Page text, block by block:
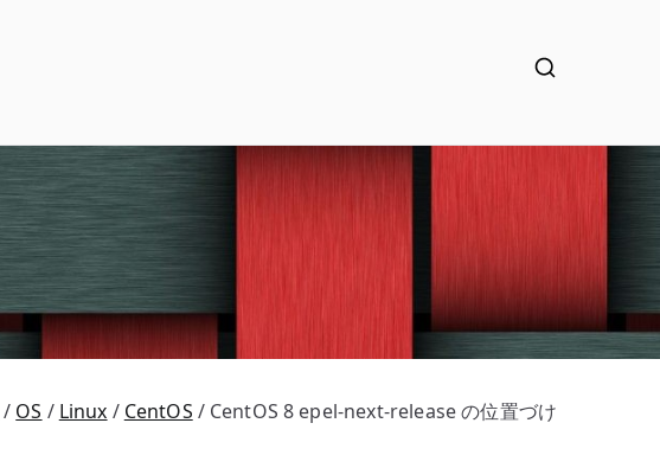
OS Linux CentOS CentOS 8 epel-next-release の位置づけ